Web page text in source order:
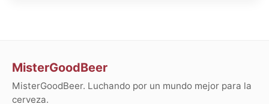
MisterGoodBeer
MisterGoodBeer. Luchando por un mundo mejor para la
cerveza.